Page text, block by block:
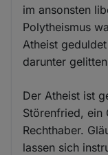
im ansonsten
Polytheismus
Atheist
darunter
Der Atheist ist
Störenfried, ein
Rechthaber.
lassen sich